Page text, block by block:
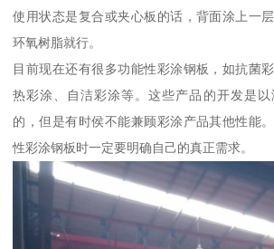
使用状态是复合或夹心板的话，背面涂上一
环氧树脂就行。
目前现在还有很多功能性彩涂钢板，如抗菌
热彩涂、自洁彩涂等。这些产品的开发是
的，但是有时侯不能兼顾彩涂产品其他性能
性彩涂钢板时一定要明确自己的真正需求。